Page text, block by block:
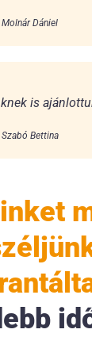
Molnár Dániel
is
Szabó Bettina